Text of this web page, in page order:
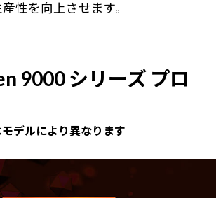
性を向上させます。
9000 シリーズ プロ
デルにより異なります